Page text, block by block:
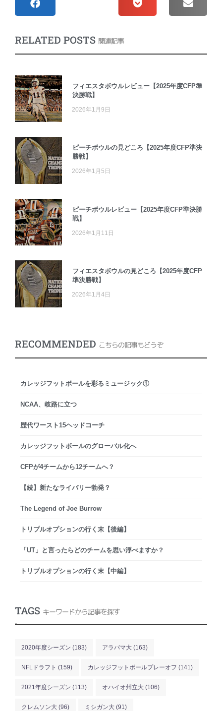
RELATED POSTS 関連記事
フィエスタボウルレビュー【2025年度CFP準
決勝戦】
2026年1月9日
ピーチボウルの見どころ【2025年度CFP準決
勝戦】
2026年1月5日
ピーチボウルレビュー【2025年度CFP準決勝
戦】
2026年1月11日
フィエスタボウルの見どころ【2025年度CFP
準決勝戦】
2026年1月4日
RECOMMENDED こちらの記事もどうぞ
カレッジフットボールを彩るミュージック①
NCAA、岐路に立つ
歴代ワースト15ヘッドコーチ
カレッジフットボールのグローバル化へ
CFPが4チームから12チームへ？
【続】新たなライバリー勃発？
The Legend of Joe Burrow
トリプルオプションの行く末【後編】
「UT」と言ったらどのチームを思い浮べますか？
トリプルオプションの行く末【中編】
TAGS キーワードから記事を探す
.
2020年度シーズン (183) アラバマ大 (163)
NFLドラフト (159) カレッジフットボールプレーオフ (141)
2021年度シーズン (113) オハイオ州立大 (106)
クレムソン大 (96) ミシガン大 (91)